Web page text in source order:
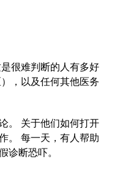
很难判断的人有多好
，以及任何其他医务
。 关于他们如何打开
。 每一天，有人帮助
诊断恐吓。